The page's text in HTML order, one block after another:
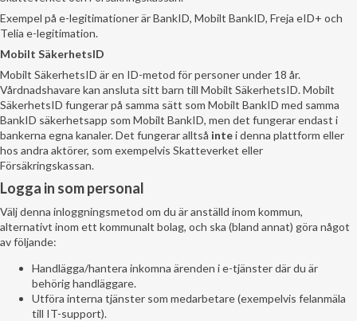
Exempel på e-legitimationer är BankID, Mobilt BankID, Freja eID+ och
Telia e-legitimation.
Mobilt SäkerhetsID
Mobilt SäkerhetsID är en ID-metod för personer under 18 år.
Vårdnadshavare kan ansluta sitt barn till Mobilt SäkerhetsID. Mobilt
SäkerhetsID fungerar på samma sätt som Mobilt BankID med samma
BankID säkerhetsapp som Mobilt BankID, men det fungerar endast i
bankerna egna kanaler. Det fungerar alltså intei denna plattform eller
hos andra aktörer, som exempelvis Skatteverket eller
Försäkringskassan.
Logga in som personal
Välj denna inloggningsmetod om du är anställd inom kommun,
alternativt inom ett kommunalt bolag, och ska (bland annat) göra något
av följande:
Handlägga/hantera inkomna ärenden i e-tjänster där du är
behörig handläggare.
Utföra interna tjänster som medarbetare (exempelvis felanmäla
till IT-support).